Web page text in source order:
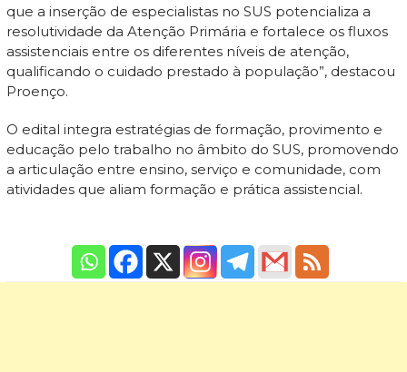
que a inserção de especialistas no SUS potencializa a
resolutividade da Atenção Primária e fortalece os fluxos
assistenciais entre os diferentes níveis de atenção,
qualificando o cuidado prestado à população”, destacou
Proenço.
O edital integra estratégias de formação, provimento e
educação pelo trabalho no âmbito do SUS, promovendo
a articulação entre ensino, serviço e comunidade, com
atividades que aliam formação e prática assistencial.